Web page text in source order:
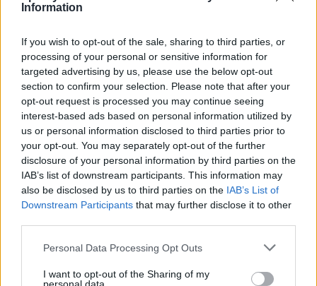
Information
If you wish to opt-out of the sale, sharing to third parties, or
processing of your personal or sensitive information for
targeted advertising by us, please use the below opt-out
section to confirm your selection. Please note that after your
opt-out request is processed you may continue seeing
interest-based ads based on personal information utilized by
us or personal information disclosed to third parties prior to
your opt-out. You may separately opt-out of the further
disclosure of your personal information by third parties on the
IAB’s list of downstream participants. This information may
also be disclosed by us to third parties on the IAB’s List of
Downstream Participants that may further disclose it to other
Personal Data Processing Opt Outs
I want to opt-out of the Sharing of my
Předchozí článek
rýsuje
Příbram
SOUVISEJÍCÍ ČLÁNKY
VÍCE OD AUTORA
Zpravodajství
Většina koupališť na Příbramsku nabízí
výborné podmínky. Horší voda je jen na
Živohošti
Zpravodajství